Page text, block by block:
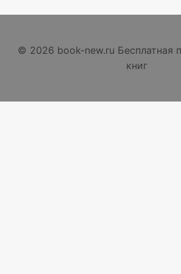
© 2026 book-new.ru Бесплатная
книг